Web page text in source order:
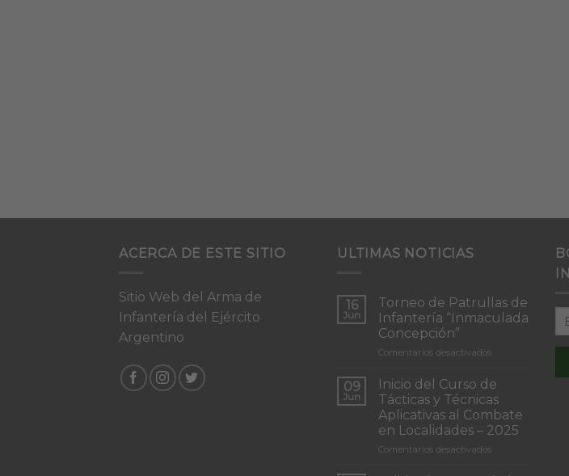
ACERCA DE ESTE SITIO
Sitio Web del Arma de
Infantería del Ejército
Argentino
ULTIMAS NOTICIAS
16
Jun
Torneo de Patrullas de
Infantería “Inmaculada
Concepción”
Comentarios desactivadosen
de
de
Infantería
“Inmaculada
09
Jun
Inicio del Curso de
Tácticas y Técnicas
Aplicativas al Combate
en Localidades – 2025
Comentarios desactivadosen